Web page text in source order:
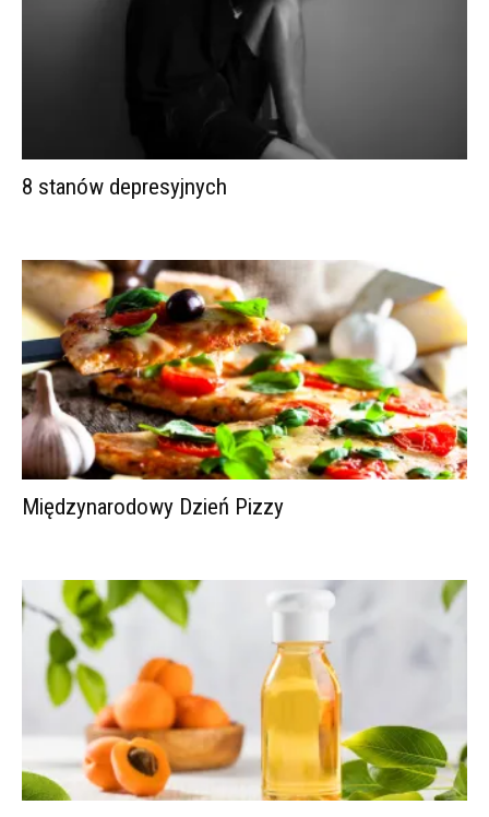
8 stanów depresyjnych
Międzynarodowy Dzień Pizzy